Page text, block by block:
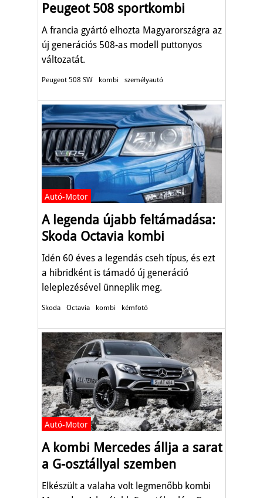
Peugeot 508 sportkombi
A francia gyártó elhozta Magyarországra az
új generációs 508-as modell puttonyos
változatát.
Peugeot 508 SW kombi személyautó
Autó-Motor
A legenda újabb feltámadása:
Skoda Octavia kombi
Idén 60 éves a legendás cseh típus, és ezt
a hibridként is támadó új generáció
leleplezésével ünneplik meg.
Skoda Octavia kombi kémfotó
Autó-Motor
A kombi Mercedes állja a sarat
a G-osztállyal szemben
Elkészült a valaha volt legmenőbb kombi